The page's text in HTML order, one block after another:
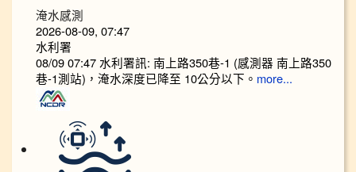
淹水感測
2026-08-09, 07:47
水利署
08/09 07:47 水利署訊: 南上路350巷-1 (感測器 南上路350
巷-1測站)，淹水深度已降至 10公分以下。​​ more...